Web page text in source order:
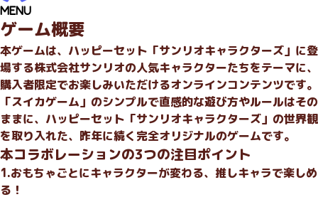
MENU
ゲーム概要
本ゲームは、ハッピーセット「サンリオキャラクターズ」に登
場する株式会社サンリオの人気キャラクターたちをテーマに、
購入者限定でお楽しみいただけるオンラインコンテンツです。
「スイカゲーム」のシンプルで直感的な遊び方やルールはその
ままに、ハッピーセット「サンリオキャラクターズ」の世界観
を取り入れた、昨年に続く完全オリジナルのゲームです。
本コラボレーションの3つの注目ポイント
1.おもちゃごとにキャラクターが変わる、推しキャラで楽しめ
る！